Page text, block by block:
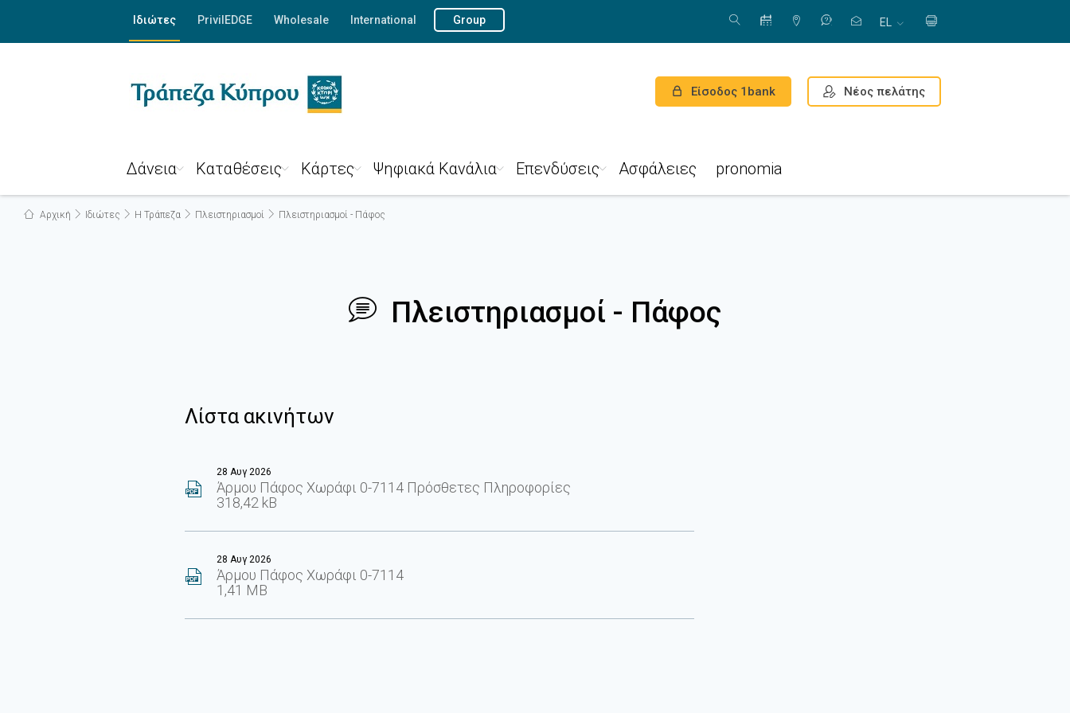
Ιδιώτες PrivilEDGE Wholesale International Group EL
Είσοδος 1bank Νέος πελάτης
Δάνεια Καταθέσεις Κάρτες Ψηφιακά Κανάλια Επενδύσεις Ασφάλειες pronomia
Αρχική Ιδιώτες Η Τράπεζα Πλειστηριασμοί Πλειστηριασμοί - Πάφος
Πλειστηριασμοί - Πάφος
Λίστα ακινήτων
28 Αυγ 2026
Άρμου Πάφος Χωράφι 0-7114 Πρόσθετες Πληροφορίες
318,42 kB
28 Αυγ 2026
Άρμου Πάφος Χωράφι 0-7114
1,41 MB